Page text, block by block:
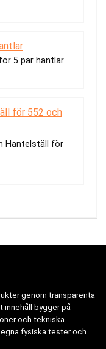
5 par hantlar
Hantelställ för
genom transparenta
innehåll bygger på
och tekniska
fysiska tester och